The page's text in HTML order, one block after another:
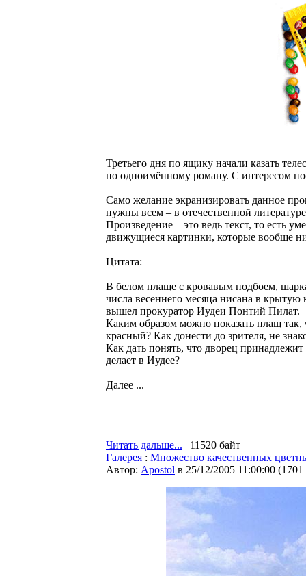
Третьего дня по ящику начали казать
по одноимённому роману. С интересом
Само желание экранизировать данное
нужны всем – в отечественной
Произведение – это ведь текст, то есть
движущиеся картинки, которые вообще
Цитата:
В белом плаще с кровавым подбоем,
числа весеннего месяца нисана в
вышел прокуратор Иудеи Понтий Пилат.
Каким образом можно показать плащ
красный? Как донести до зрителя, не
Как дать понять, что дворец
делает в Иудее?
Далее ...
Читать дальше... | 11520 байт
Галерея : Множество качественных
Автор: Apostol в 25/12/2005 11:00:00 (